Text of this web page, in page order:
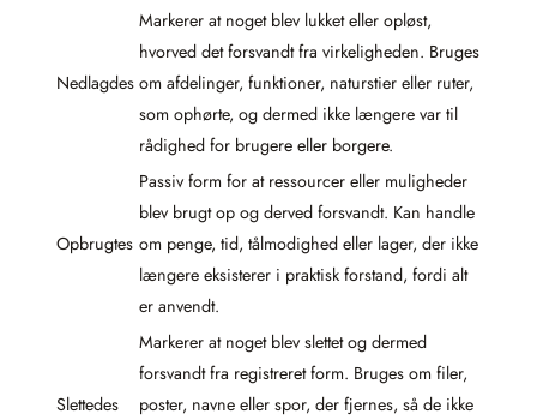
Nedlagdes
Markerer at noget blev lukket eller opløst,
hvorved det forsvandt fra virkeligheden. Bruges
om afdelinger, funktioner, naturstier eller ruter,
som ophørte, og dermed ikke længere var til
rådighed for brugere eller borgere.
Opbrugtes
Passiv form for at ressourcer eller muligheder
blev brugt op og derved forsvandt. Kan handle
om penge, tid, tålmodighed eller lager, der ikke
længere eksisterer i praktisk forstand, fordi alt
er anvendt.
Slettedes
Markerer at noget blev slettet og dermed
forsvandt fra registreret form. Bruges om filer,
poster, navne eller spor, der fjernes, så de ikke